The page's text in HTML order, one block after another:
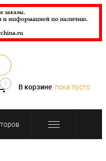
0 В корзине пока пусто